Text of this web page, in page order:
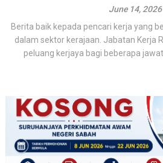
June 14, 2026
Berita baik kepada pencari kerja yang
dalam sektor kerajaan. Jabatan Kerja
peluang kerjaya bagi beberapa